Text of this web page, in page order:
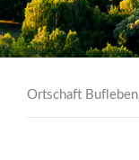
Ortschaft Bufleben